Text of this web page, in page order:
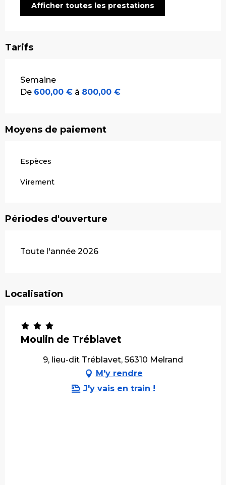
Afficher toutes les prestations
Tarifs
Tarifs 2026
Semaine
De 600,00 € à 800,00 €
Moyens de paiement
Espèces
Virement
Périodes d'ouverture
Toute l'année 2026
Localisation
Moulin de Tréblavet
9, lieu-dit Tréblavet, 56310 Melrand
M'y rendre
J'y vais en train !